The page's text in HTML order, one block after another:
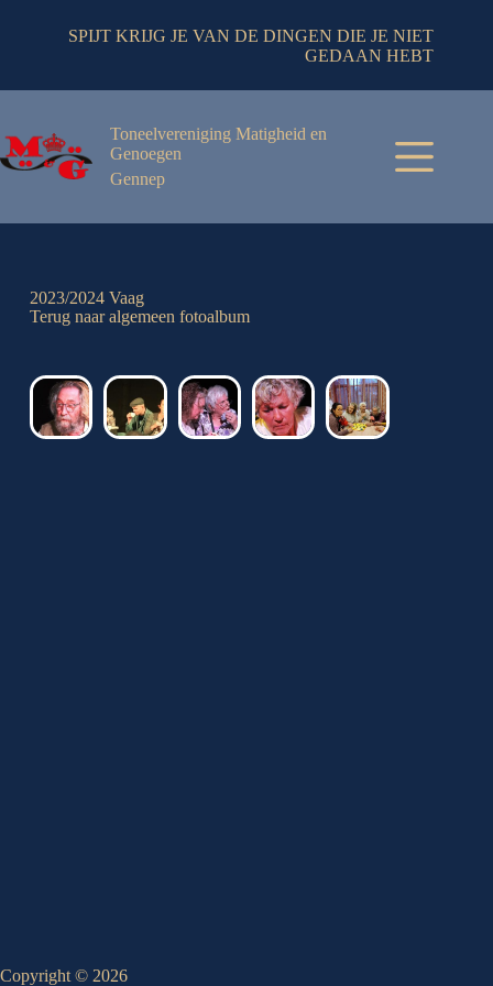
SPIJT KRIJG JE VAN DE DINGEN DIE JE NIET
GEDAAN HEBT
Toneelvereniging Matigheid en
Genoegen
Gennep
2023/2024 Vaag
Terug naar algemeen fotoalbum
Copyright © 2026